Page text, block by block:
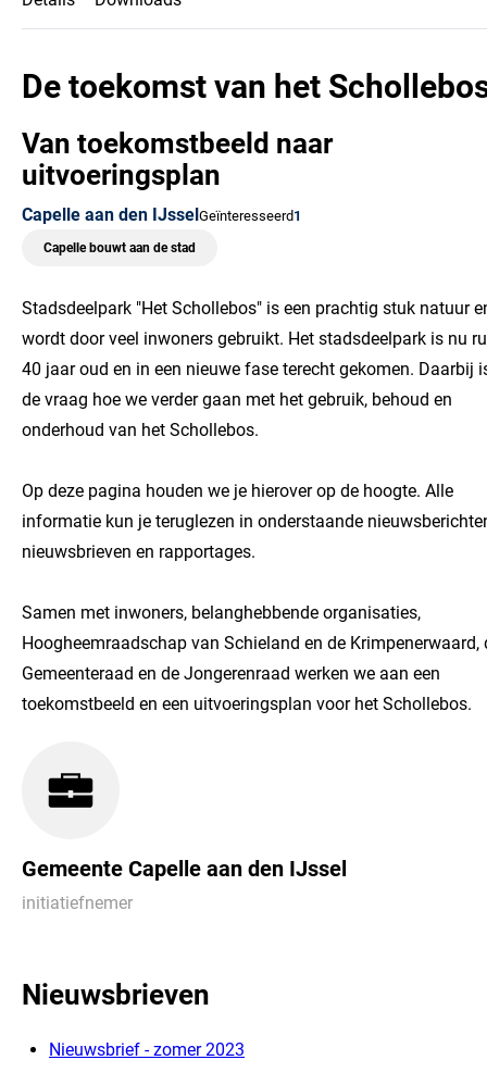
De toekomst van het
Van toekomstbeeld naar
uitvoeringsplan
Capelle aan den IJsselGeïnteresseerd1
Capelle bouwt aan de stad
Stadsdeelpark "Het Schollebos" is een prachtig stuk natuur
wordt door veel inwoners gebruikt. Het stadsdeelpark is nu
40 jaar oud en in een nieuwe fase terecht gekomen. Daarbij
de vraag hoe we verder gaan met het gebruik, behoud en
onderhoud van het Schollebos.
Op deze pagina houden we je hierover op de hoogte. Alle
informatie kun je teruglezen in onderstaande
nieuwsbrieven en rapportages.
Samen met inwoners, belanghebbende organisaties,
Hoogheemraadschap van Schieland en de Krimpenerwaard,
Gemeenteraad en de Jongerenraad werken we aan een
toekomstbeeld en een uitvoeringsplan voor het Schollebos.
Gemeente Capelle aan den IJssel
initiatiefnemer
Nieuwsbrieven
Nieuwsbrief - zomer 2023